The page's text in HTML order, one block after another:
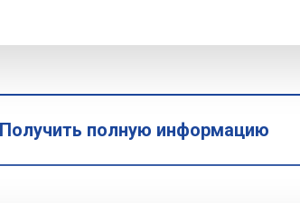
Получить полную информацию